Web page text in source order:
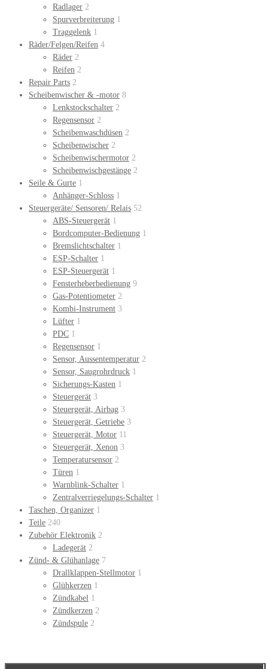
Radlager 2
Spurverbreiterung 1
Traggelenk 1
Räder/Felgen/Reifen 4
Räder 2
Reifen 2
Repair Parts 2
Scheibenwischer & -motor 8
Lenkstockschalter 2
Regensensor 2
Scheibenwaschdüsen 2
Scheibenwischer 2
Scheibenwischermotor 2
Scheibenwischgestänge 2
Seile & Gurte 1
Anhänger-Schloss 1
Steuergeräte/ Sensoren/ Relais 52
ABS-Steuergerät 1
Bordcomputer-Bedienung 1
Bremslichtschalter 1
ESP-Schalter 1
ESP-Steuergerät 1
Fensterheberbedienung 9
Gas-Potentiometer 2
Kombi-Instrument 3
Lüfter 1
PDC 1
Regensensor 1
Sensor, Aussentemperatur 2
Sensor, Saugrohrdruck 1
Sicherungs-Kasten 1
Steuergerät 3
Steuergerät, Airbag 3
Steuergerät, Getriebe 3
Steuergerät, Motor 11
Steuergerät, Xenon 3
Temperatursensor 2
Türen 1
Warnblink-Schalter 1
Zentralverriegelungs-Schalter 1
Taschen, Organizer 1
Teile 240
Zubehör Elektronik 2
Ladegerät 2
Zünd- & Glühanlage 7
Drallklappen-Stellmotor 1
Glühkerzen 1
Zündkabel 1
Zündkerzen 2
Zündspule 2